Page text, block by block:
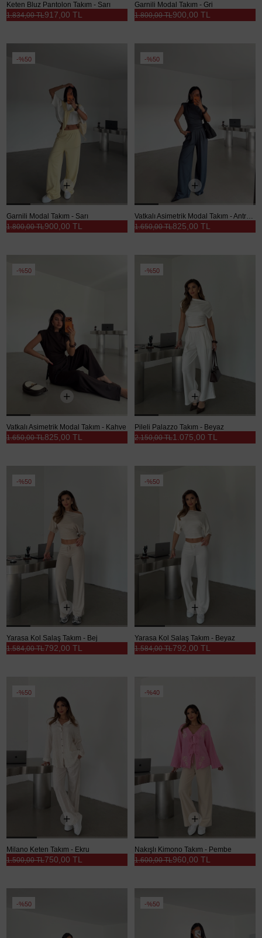
Keten Bluz Pantolon Takım - Sarı
917,00 TL
1.834,00 TL
Garnili Modal Takım - Gri
900,00 TL
1.800,00 TL
%50
Garnili Modal Takım - Sarı
900,00 TL
1.800,00 TL
%50
825,00 TL
1.650,00 TL
%50
Vatkalı Asimetrik Modal Takım - Kahve
825,00 TL
1.650,00 TL
%50
Pileli Palazzo Takım - Beyaz
1.075,00 TL
2.150,00 TL
%50
Yarasa Kol Salaş Takım - Bej
792,00 TL
1.584,00 TL
%50
Yarasa Kol Salaş Takım - Beyaz
792,00 TL
1.584,00 TL
%50
Milano Keten Takım - Ekru
750,00 TL
1.500,00 TL
%40
Nakışlı Kimono Takım - Pembe
960,00 TL
1.600,00 TL
%50 %50